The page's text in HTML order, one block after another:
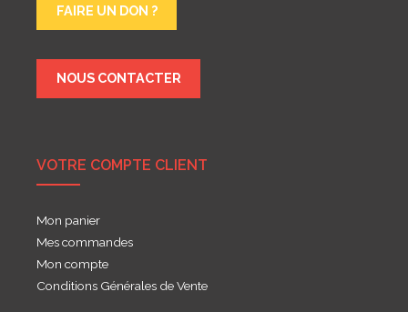
FAIRE UN DON ?
NOUS CONTACTER
VOTRE COMPTE CLIENT
Mon panier
Mes commandes
Mon compte
Conditions Générales de Vente